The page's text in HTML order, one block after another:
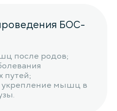
БОС-
после родов;
путей;
укрепление мышц в